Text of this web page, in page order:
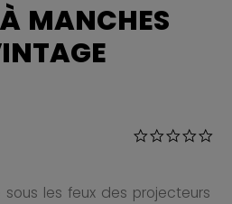
MANCHES
avant le rabais était
5 sur 5
les feux des projecteurs